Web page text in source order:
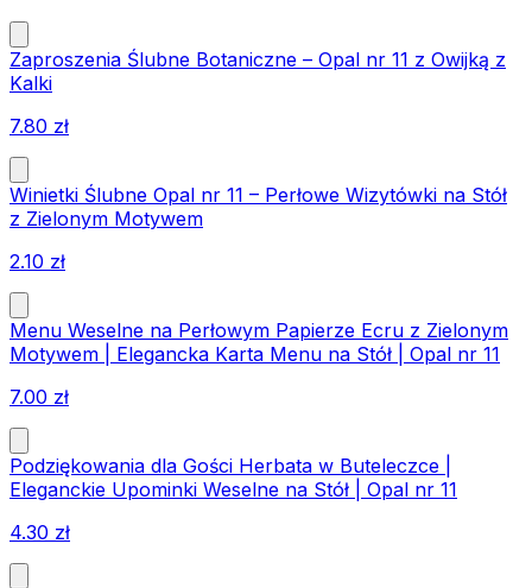
Zaproszenia Ślubne Botaniczne – Opal nr 11 z Owijką z
Kalki
7.80 zł
Winietki Ślubne Opal nr 11 – Perłowe Wizytówki na Stół
z Zielonym Motywem
2.10 zł
Menu Weselne na Perłowym Papierze Ecru z Zielonym
Motywem | Elegancka Karta Menu na Stół | Opal nr 11
7.00 zł
Podziękowania dla Gości Herbata w Buteleczce |
Eleganckie Upominki Weselne na Stół | Opal nr 11
4.30 zł